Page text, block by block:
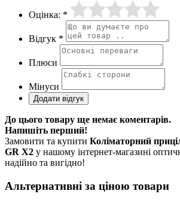
Оцінка: *
Відгук *
Плюси
Мінуси
До цього товару ще немає коментарів.
Напишіть перший!
Замовити та купити Коліматорний
GR X2 у нашому інтернет-магазині
надійно та вигідно!
Альтернативні за ціною товари